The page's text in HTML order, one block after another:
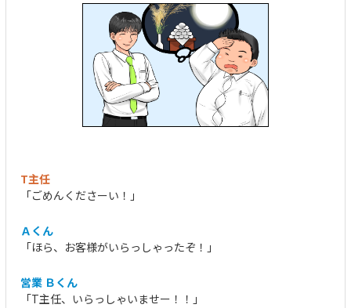
T主任
「ごめんくださーい！」
Ａくん
「ほら、お客様がいらっしゃったぞ！」
営業 Ｂくん
「T主任、いらっしゃいませー！！」